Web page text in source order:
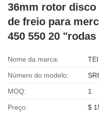
36mm rotor
de freio para
450 550 20 "rodas
Nome da marca: TEI
Número do modelo:
MOQ: 1
Preço: $